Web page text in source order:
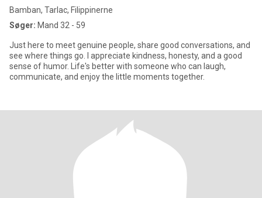
Bamban, Tarlac, Filippinerne
Søger: Mand 32 - 59
Just here to meet genuine people, share good conversations, and
see where things go. I appreciate kindness, honesty, and a good
sense of humor. Life's better with someone who can laugh,
communicate, and enjoy the little moments together.